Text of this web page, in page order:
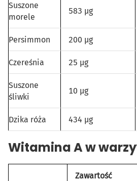
Suszone
morele
583 µg
Persimmon 200 µg
Czereśnia 25 µg
Suszone
śliwki
10 µg
Dzika róża 434 µg
Witamina A w
Zawartość